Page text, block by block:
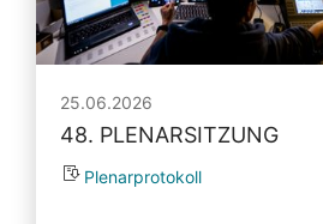
25.06.2026
48. PLENARSITZUNG
Plenarprotokoll